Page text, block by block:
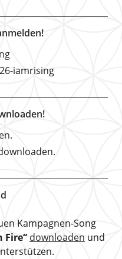
iamrising
Kampagnen-Song
Fire“ downloaden und